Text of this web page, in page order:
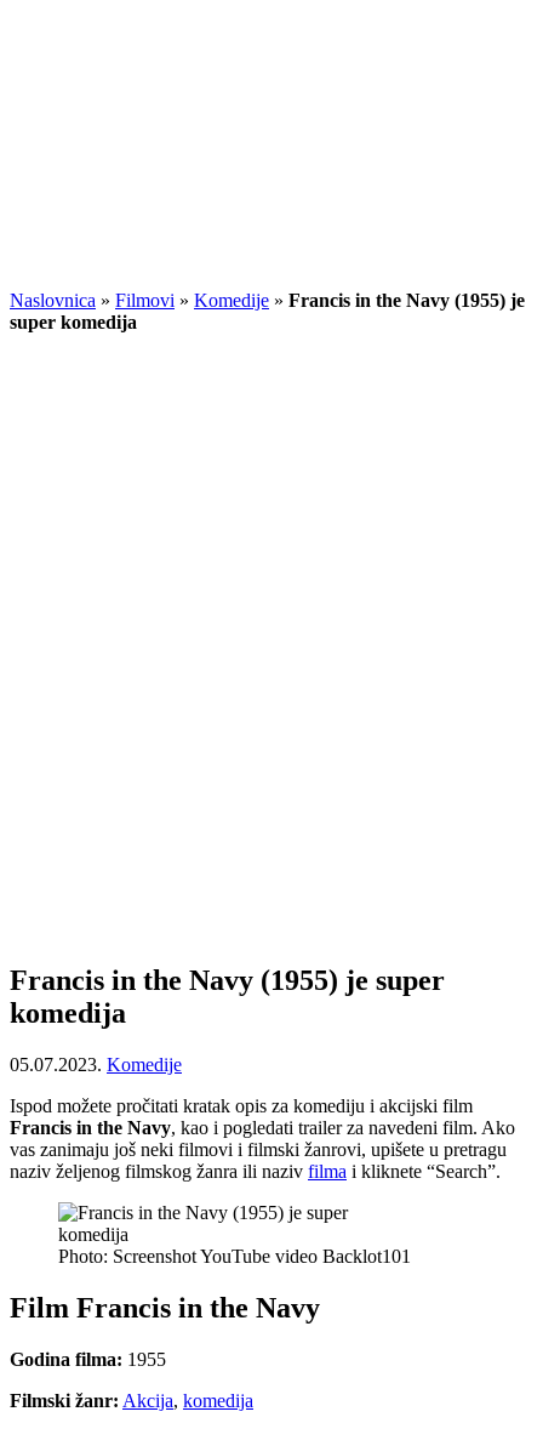
Naslovnica » Filmovi » Komedije » Francis in the Navy (1955) je
super komedija
Francis in the Navy (1955) je super
komedija
05.07.2023. Komedije
Ispod možete pročitati kratak opis za komediju i akcijski film
Francis in the Navy, kao i pogledati trailer za navedeni film. Ako
vas zanimaju još neki filmovi i filmski žanrovi, upišete u pretragu
naziv željenog filmskog žanra ili naziv filma i kliknete “Search”.
Photo: Screenshot YouTube video Backlot101
Film Francis in the Navy
Godina filma: 1955
Filmski žanr: Akcija, komedija